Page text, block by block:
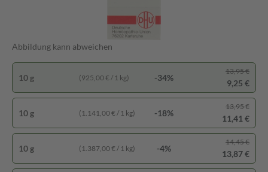
Abbildung kann abweichen
10 g (1.141,00 € / 1 kg) -18%
13,95 €
11,41 €
10 g (1.387,00 € / 1 kg) -4%
14,45 €
13,87 €
10 g (925,00 € / 1 kg) -34%
13,95 €
9,25 €